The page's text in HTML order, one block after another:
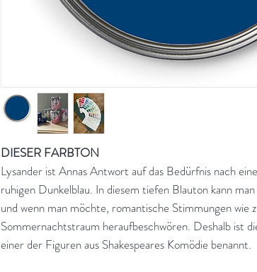
DIESER FARBTON
Lysander ist Annas Antwort auf das Bedürfnis nach
ruhigen Dunkelblau. In diesem tiefen Blauton kann
und wenn man möchte, romantische Stimmungen wie
Sommernachtstraum heraufbeschwören. Deshalb ist
einer der Figuren aus Shakespeares Komödie benannt.